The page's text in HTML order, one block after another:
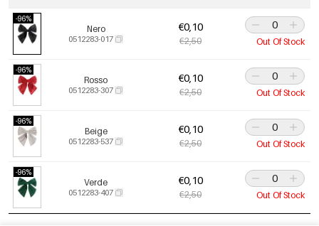
-96%
Nero
0512283-017
€0,10
€2,50 Out Of Stock
-96%
Rosso
0512283-307
€0,10
€2,50 Out Of Stock
-96%
Beige
0512283-537
€0,10
€2,50 Out Of Stock
-96%
Verde
0512283-407
€0,10
€2,50 Out Of Stock